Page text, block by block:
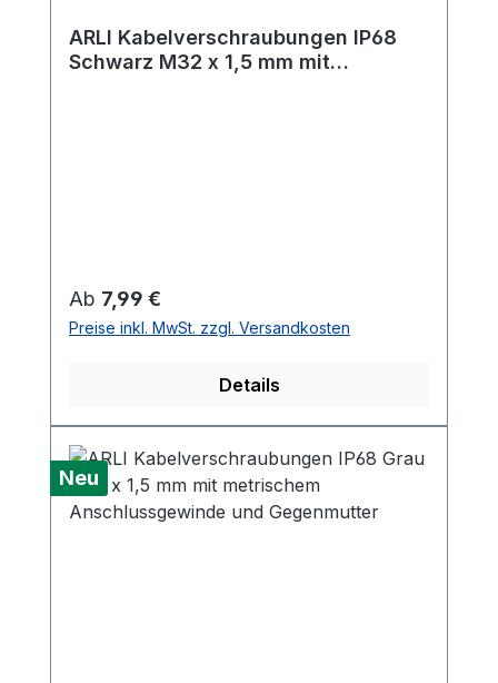
ARLI Kabelverschraubungen IP68
Schwarz M32 x 1,5 mm mit
Regulärer Preis:
Ab 7,99 €
Preise inkl. MwSt. zzgl. Versandkosten
Details
Neu